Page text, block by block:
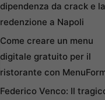
dipendenza da crack e la
redenzione a Napoli
Come creare un menu
digitale gratuito per il
ristorante con
Federico Venco: Il